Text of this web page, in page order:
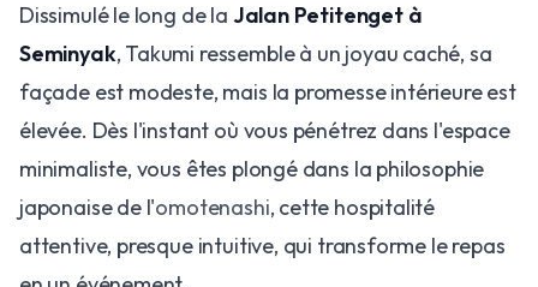
Dissimulé le long de la Jalan Petitenget à
Seminyak, Takumi ressemble à un joyau caché, sa
façade est modeste, mais la promesse intérieure est
élevée. Dès l'instant où vous pénétrez dans l'espace
minimaliste, vous êtes plongé dans la philosophie
japonaise de l'omotenashi, cette hospitalité
attentive, presque intuitive, qui transforme le repas